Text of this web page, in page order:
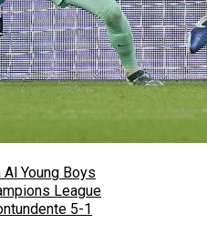
Young Boys
League
5-1